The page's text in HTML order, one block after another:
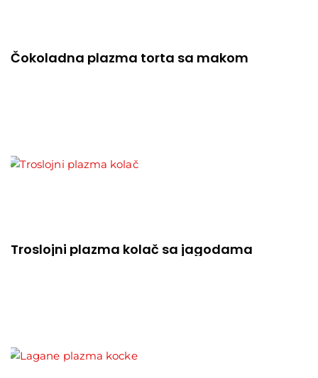
Čokoladna plazma torta sa makom
Troslojni plazma kolač sa jagodama